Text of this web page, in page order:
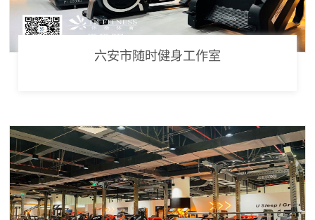
六安市随时健身工作室